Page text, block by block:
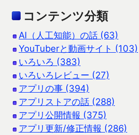
コンテンツ分類
AI（人工知能）の話 (63)
YouTuberと動画サイト (103)
いろいろ (383)
いろいろレビュー (27)
アプリの事 (394)
アプリストアの話 (288)
アプリ公開情報 (375)
アプリ更新/修正情報 (286)